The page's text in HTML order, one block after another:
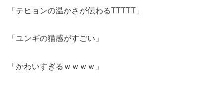
「テヒョンの温かさが伝わるTTTTT」
「ユンギの猫感がすごい」
「かわいすぎるｗｗｗｗ」